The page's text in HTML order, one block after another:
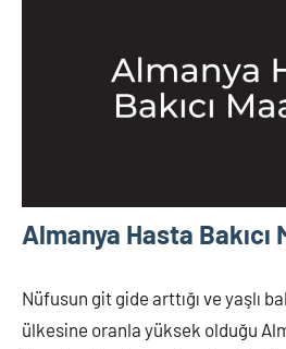
Almanya Hasta Bakıcı
Nüfusun git gide arttığı ve yaşlı
ülkesine oranla yüksek olduğu